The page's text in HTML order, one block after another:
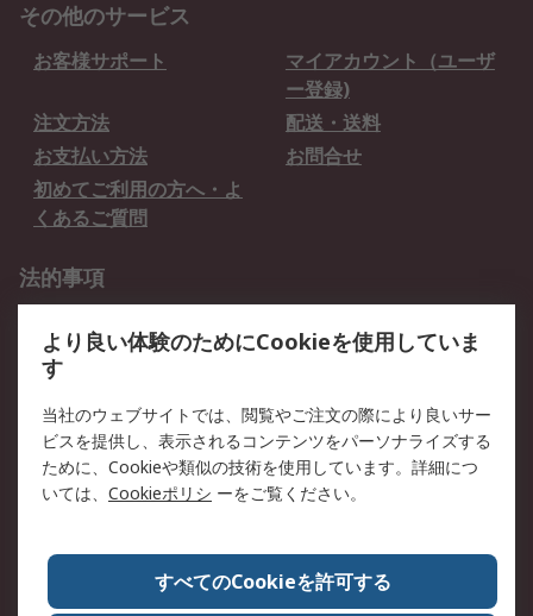
その他のサービス
お客様サポート
マイアカウント（ユーザ
ー登録)
注文方法
配送・送料
お支払い方法
お問合せ
初めてご利用の方へ・よ
くあるご質問
法的事項
クッキーポリシー
RSについて
会社概要
採用情報
プレスリリース＆お知ら
コーポレートサイト
全世界のRS
RSの歴史
ESGへの取り組み（英語）
認証について
より良い体験のためにCookieを使用していま
す
当社のウェブサイトでは、閲覧やご注文の際により良いサー
ビスを提供し、表示されるコンテンツをパーソナライズする
ために、Cookieや類似の技術を使用しています。詳細につ
いては、 Cookieポリシ ーをご覧ください。
すべてのCookieを許可する